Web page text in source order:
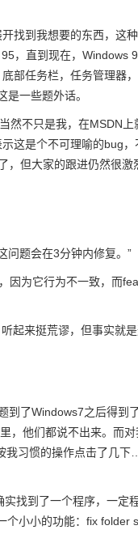
找到我想要的东西，这
直到现在，Windows
部任务栏，任务管理器
一些题外话。
不只是我，在MSDN上
这是个不可理喻的bug
但大家的跟进仍然很激
问题会在3分钟内修复。”
因为它行为不一致，而
起来挺荒谬，但事实就
了Windows7之后得到
，他们都说不出来。而
习惯的操作点击了几
找到了一个程序，一定
个小小的功能：fix folder